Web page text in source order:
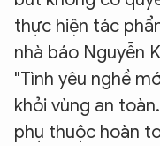
thực hiện tác
nhà báo Nguyễn
"Tình yêu nghề
khỏi vùng an
phụ thuộc hoàn